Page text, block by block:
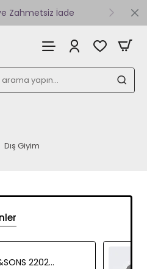
Zahmetsiz İade
Dış Giyim
ONLY&SONS 22020857 FERMUARLI SISME KAPUSONLU MONT